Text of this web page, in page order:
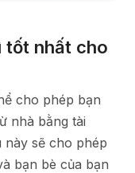
tốt nhất cho
cho phép bạn
nhà bằng tài
này sẽ cho phép
bạn bè của bạn